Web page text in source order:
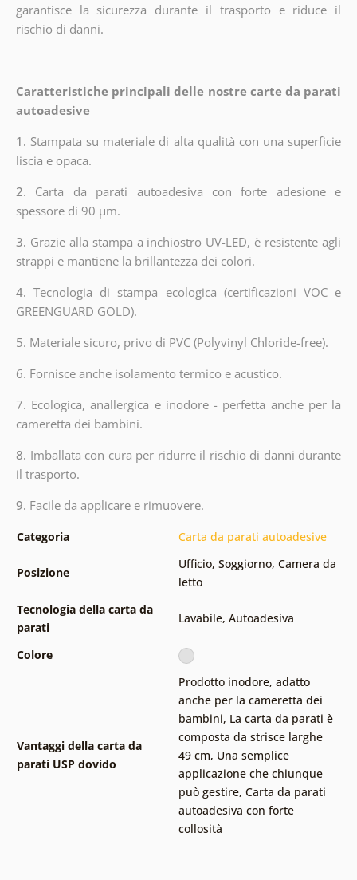
garantisce la sicurezza durante il trasporto e riduce il
rischio di danni.
Caratteristiche principali delle nostre carte da parati
autoadesive
1. Stampata su materiale di alta qualità con una superficie
liscia e opaca.
2. Carta da parati autoadesiva con forte adesione e
spessore di 90 µm.
3. Grazie alla stampa a inchiostro UV-LED, è resistente agli
strappi e mantiene la brillantezza dei colori.
4.Tecnologia di stampa ecologica (certificazioni VOC e
GREENGUARD GOLD).
5. Materiale sicuro, privo di PVC (Polyvinyl Chloride-free).
6. Fornisce anche isolamento termico e acustico.
7. Ecologica, anallergica e inodore - perfetta anche per la
cameretta dei bambini.
8. Imballata con cura per ridurre il rischio di danni durante
il trasporto.
9. Facile da applicare e rimuovere.
Categoria Carta da parati autoadesive
Posizione
Ufficio, Soggiorno, Camera da
letto
Tecnologia della carta da
parati
Lavabile, Autoadesiva
Colore
Vantaggi della carta da
parati USP dovido
Prodotto inodore, adatto
anche per la cameretta dei
bambini, La carta da parati è
composta da strisce larghe
49 cm, Una semplice
applicazione che chiunque
può gestire, Carta da parati
autoadesiva con forte
collosità